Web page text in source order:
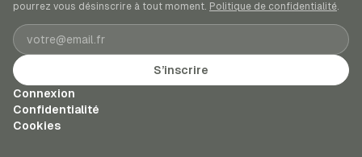
pourrez vous désinscrire à tout moment. Politique de confidentialité.
Adresse e-mail
S’inscrire
Connexion
Confidentialité
Cookies